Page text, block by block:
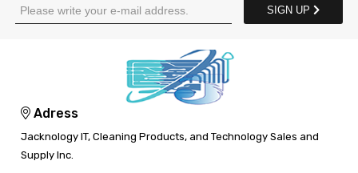
SIGN UP
Adress
Jacknology IT, Cleaning Products, and Technology Sales and
Supply Inc.